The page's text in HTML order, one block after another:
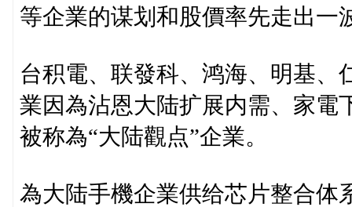
等企業的谋划和股價率先走出一
台积電、联發科、鸿海、明基、
業因為沾恩大陆扩展内需、家電
被称為“大陆觀点”企業。
為大陆手機企業供给芯片整合体